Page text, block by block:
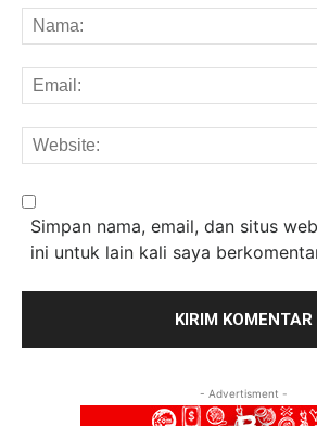
Simpan nama, email, dan situs
ini untuk lain kali saya
- Advertisment -